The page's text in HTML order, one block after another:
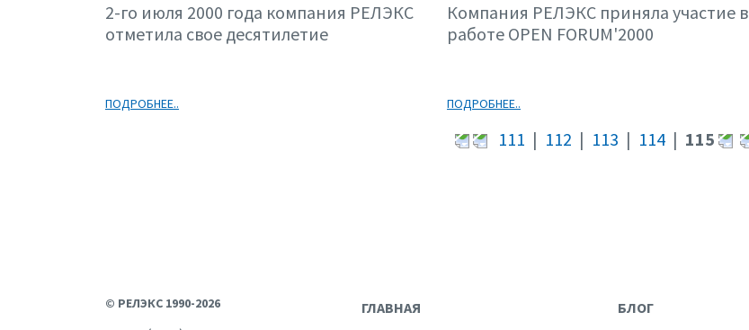
2-го июля 2000 года компания РЕЛЭКС
отметила свое десятилетие
ПОДРОБНЕЕ..
Компания РЕЛЭКС приняла участие в
работе OPEN FORUM'2000
ПОДРОБНЕЕ..
111 | 112 | 113 | 114| 115
© РЕЛЭКС 1990-2026
ГЛАВНАЯ
БЛОГ